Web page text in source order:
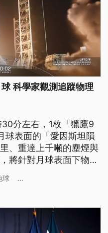
科學家觀測追蹤物理
分左右，1枚「獵鷹9
球表面的「愛因斯坦隕
、重達上千噸的塵煙與
將針對月球表面下物質
球 ...